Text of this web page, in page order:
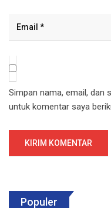
Simpan nama, email, dan
untuk komentar saya
Populer